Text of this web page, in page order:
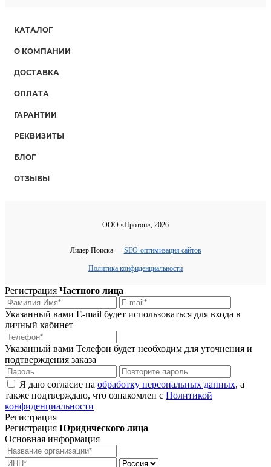
КАТАЛОГ
О КОМПАНИИ
ДОСТАВКА
ОПЛАТА
ГАРАНТИИ
РЕКВИЗИТЫ
БЛОГ
ОТЗЫВЫ
ООО «Протон», 2026
Лидер Поиска — SEO-оптимизация сайтов
Политика конфиденциальности
Регистрация Частного лица
Указанный вами E-mail будет использоваться для входа в
личный кабинет
Указанный вами Телефон будет необходим для уточнения и
подтверждения заказа
Я даю согласие на обработку персональных данных, а
также подтверждаю, что ознакомлен с Политикой
конфиденциальности
Регистрация
Регистрация Юридического лица
Основная информация